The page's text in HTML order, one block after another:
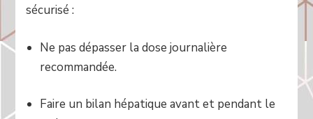
sécurisé :
Ne pas dépasser la dose journalière
recommandée.
Faire un bilan hépatique avant et pendant le